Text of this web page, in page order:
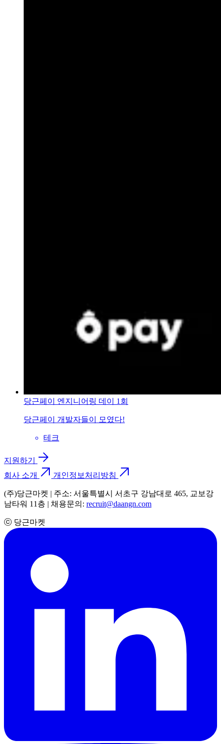
당근페이 엔지니어링 데이 1회
당근페이 개발자들이 모였다!
테크
지원하기
회사 소개
개인정보처리방침
(주)당근마켓 | 주소: 서울특별시 서초구 강남대로 465, 교보강
남타워 11층 | 채용문의: recruit@daangn.com
ⓒ 당근마켓